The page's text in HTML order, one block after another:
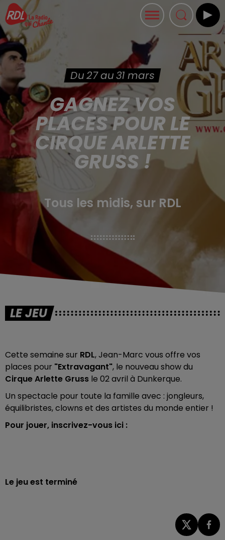
Du 27 au 31 mars
GAGNEZ VOS
PLACES POUR LE
CIRQUE ARLETTE
GRUSS !
Tous les midis, sur RDL
LE JEU
Cette semaine sur RDL, Jean-Marc vous offre vos
places pour "Extravagant", le nouveau show du
Cirque Arlette Gruss le 02 avril à Dunkerque.
Un spectacle pour toute la famille avec : jongleurs,
équilibristes, clowns et des artistes du monde entier !
Pour jouer, inscrivez-vous ici :
Le jeu est terminé